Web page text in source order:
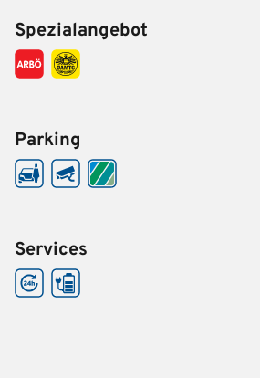
Spezialangebot
Parking
Services